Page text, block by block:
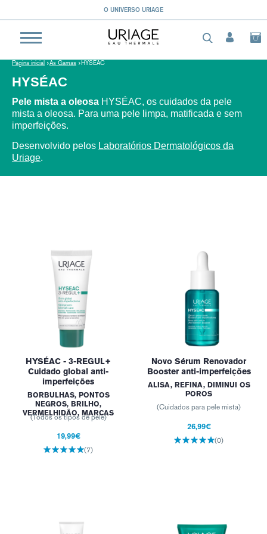
O UNIVERSO URIAGE
Página inicial As Gamas HYSÉAC
HYSÉAC
Pele mista a oleosa HYSÉAC, os cuidados da pele
mista a oleosa. Para uma pele limpa, matificada e sem
imperfeições.
Desenvolvido pelos Laboratórios Dermatológicos da
Uriage.
HYSÉAC - 3-REGUL+
Cuidado global anti-
imperfeições
BORBULHAS, PONTOS
NEGROS, BRILHO,
VERMELHIDÃO, MARCAS
(Todos os tipos de pele)
19,99€
(7)
Novo Sérum Renovador
Booster anti-imperfeições
ALISA, REFINA, DIMINUI OS
POROS
(Cuidados para pele mista)
26,99€
(0)